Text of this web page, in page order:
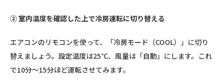
② 室内温度を確認した上で冷房運転に切り替える
エアコンのリモコンを使って、「冷房モード（COOL）」に切り
替えましょう。設定温度は25℃、風量は「自動」にします。これ
で10分〜15分ほど運転させてみます。